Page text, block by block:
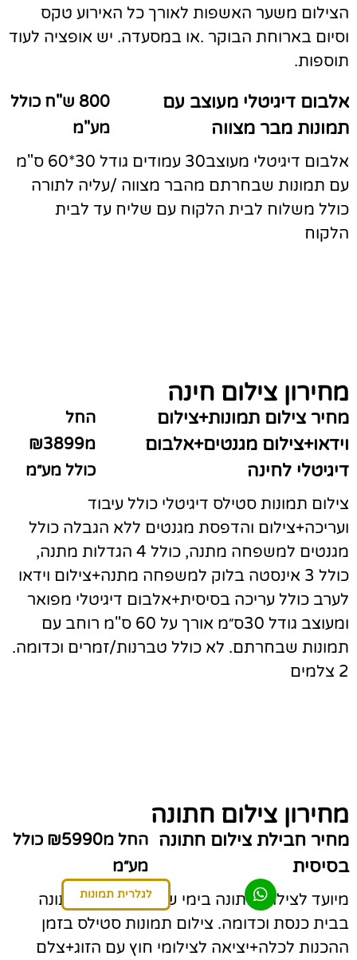
הצילום משער האשפות לאורך כל האירוע טקס
וסיום בארוחת הבוקר .או במסעדה. יש אופציה לעוד
תוספות.
אלבום דיגיטלי מעוצב עם
תמונות מבר מצווה
800 ש"ח כולל
מע"מ
אלבום דיגיטלי מעוצב30 עמודים גודל 30*60 ס"מ
עם תמונות שבחרתם מהבר מצווה /עליה לתורה
כולל משלוח לבית הלקוח עם שליח עד לבית
הלקוח
מחירון צילום חינה
מחיר צילום תמונות+צילום
וידאו+צילום מגנטים+אלבום
דיגיטלי לחינה
החל
מ₪3899
כולל מע״מ
צילום תמונות סטילס דיגיטלי כולל עיבוד
ועריכה+צילום והדפסת מגנטים ללא הגבלה כולל
מגנטים למשפחה מתנה, כולל 4 הגדלות מתנה,
כולל 3 אינסטה בלוק למשפחה מתנה+צילום וידאו
לערב כולל עריכה בסיסית+אלבום דיגיטלי מפואר
ומעוצב גודל 30ס״מ אורך על 60 ס"מ רוחב עם
תמונות שבחרתם. לא כולל טברנות/זמרים וכדומה.
2 צלמים
מחירון צילום חתונה
מחיר חבילת צילום חתונה
בסיסית
החל מ₪5990 כולל
מע״מ
מיועד לצילום חתונה בימי שישי או צילום חתונה
בבית כנסת וכדומה. צילום תמונות סטילס בזמן
ההכנות לכלה+יציאה לצילומי חוץ עם הזוג+צלם
לגלרית תמונות